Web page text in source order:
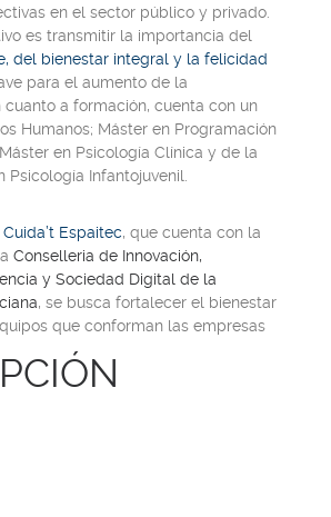
en el sector público y privado.
es transmitir la importancia del
del bienestar integral y la felicidad
para el aumento de la
cuanto a formación, cuenta con un
Humanos; Máster en Programación
en Psicología Clínica y de la
Psicología Infantojuvenil.
Cuida’t Espaitec, que cuenta con la
Conselleria de Innovación,
y Sociedad Digital de la
, se busca fortalecer el bienestar
que conforman las empresas